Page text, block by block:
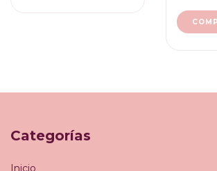
Categorías
Inicio